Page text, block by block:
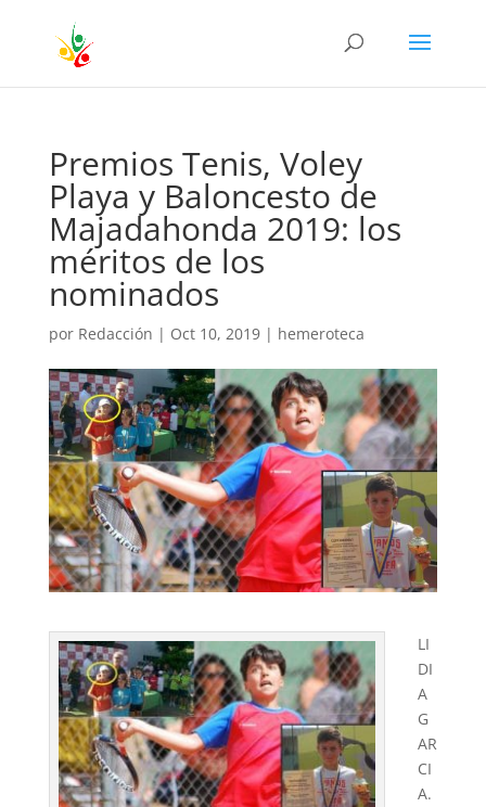
Premios Tenis, Voley
Playa y Baloncesto de
Majadahonda 2019: los
méritos de los
nominados
por Redacción | Oct 10, 2019| hemeroteca
LI
DI
A
G
AR
CI
A.